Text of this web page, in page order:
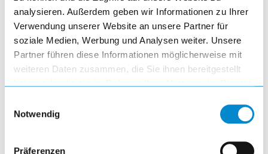
analysieren. Außerdem geben wir Informationen zu Ihrer
Verwendung unserer Website an unsere Partner für
soziale Medien, Werbung und Analysen weiter. Unsere
Partner führen diese Informationen möglicherweise mit
weiteren Daten zusammen, die Sie ihnen bereitgestellt
Notwendig
Präferenzen
add
add_shopping_cart